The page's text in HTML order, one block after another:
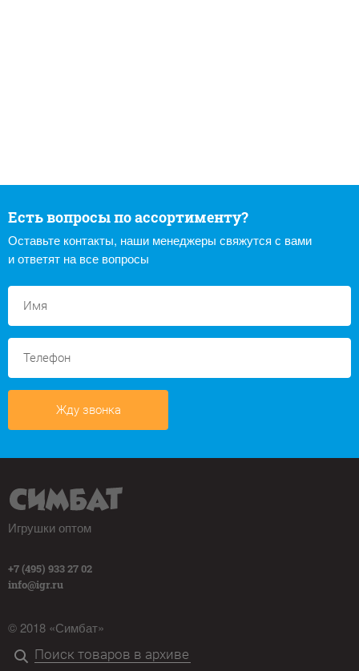
Есть вопросы по ассортименту?
Оставьте контакты, наши менеджеры свяжутся с вами
и ответят на все вопросы
Жду звонка
Игрушки оптом
+7 (495) 933 27 02
info@igr.ru
© 2018 «Симбат»